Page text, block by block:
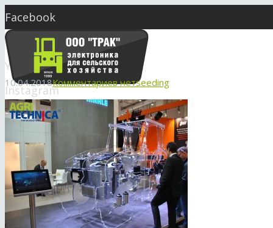
Facebook
Twitter
YouTube
Instagram
Skype
market@seeding.com.ua
10.04.2018Комментариев нетseeding